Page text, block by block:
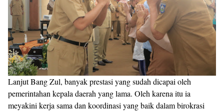
Lanjut Bang Zul, banyak prestasi yang sudah dicapai oleh
pemerintahan kepala daerah yang lama. Oleh karena itu ia
meyakini kerja sama dan koordinasi yang baik dalam birokrasi